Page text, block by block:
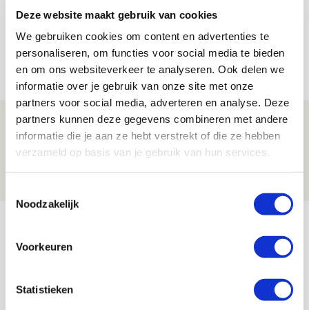
Deze website maakt gebruik van cookies
We gebruiken cookies om content en advertenties te
personaliseren, om functies voor social media te bieden
en om ons websiteverkeer te analyseren. Ook delen we
informatie over je gebruik van onze site met onze
partners voor social media, adverteren en analyse. Deze
partners kunnen deze gegevens combineren met andere
informatie die je aan ze hebt verstrekt of die ze hebben
verzameld op basis van je gebruik van hun services.
Noodzakelijk
Voorkeuren
Statistieken
Reis jij als mascotte mee naar uitduel
met Telstar?
Drie dingen die je moet weten over
Ajax - Shelbourne
AGENDA
23
Selectiedag ballenjongens/-meiden